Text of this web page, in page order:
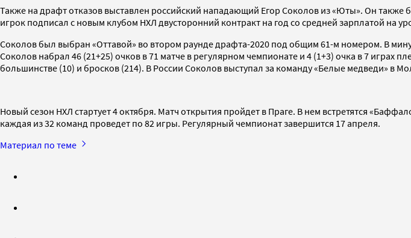
Также на драфт отказов выставлен российский нападающий Егор Соколов из «Юты». Он
игрок подписал с новым клубом НХЛ двусторонний контракт на год со средней зарплатой на
Соколов был выбран «Оттавой» во втором раунде драфта-2020 под общим 61-м номером. В
Соколов набрал 46 (21+25) очков в 71 матче в регулярном чемпионате и 4 (1+3) очка в 7 играх
большинстве (10) и бросков (214). В России Соколов выступал за команду «Белые медведи» в
Новый сезон НХЛ стартует 4 октября. Матч открытия пройдет в Праге. В нем встретятся
каждая из 32 команд проведет по 82 игры. Регулярный чемпионат завершится 17 апреля.
Материал по теме